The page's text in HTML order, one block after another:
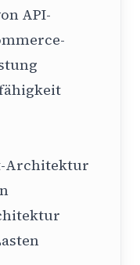
API-
Architektur